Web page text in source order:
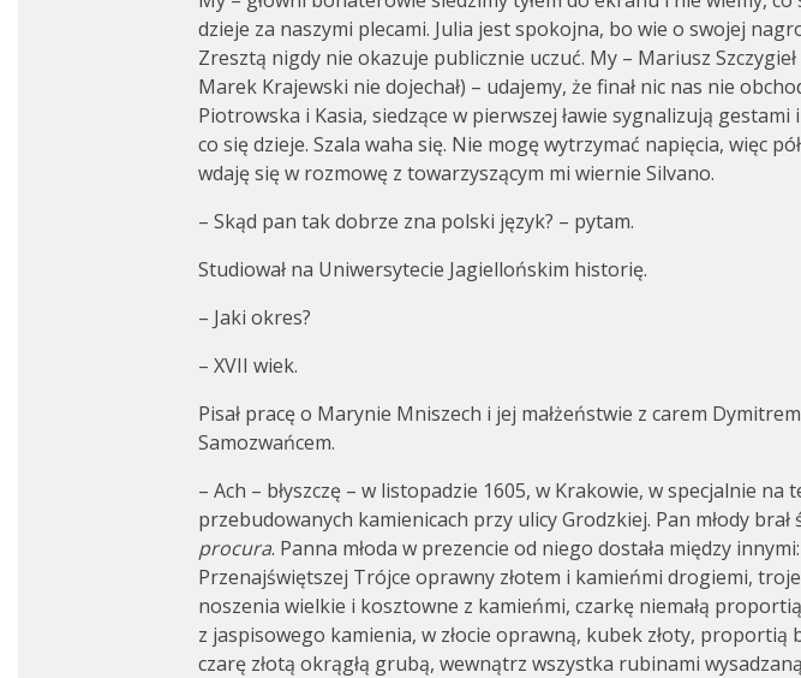
dzieje za naszymi plecami. Julia jest spokojna, bo wie o swojej
Zresztą nigdy nie okazuje publicznie uczuć. My – Mariusz Szczygieł
Marek Krajewski nie dojechał) – udajemy, że finał nic nas nie
Piotrowska i Kasia, siedzące w pierwszej ławie sygnalizują gestami
co się dzieje. Szala waha się. Nie mogę wytrzymać napięcia, więc
wdaję się w rozmowę z towarzyszącym mi wiernie Silvano.
– Skąd pan tak dobrze zna polski język? – pytam.
Studiował na Uniwersytecie Jagiellońskim historię.
– Jaki okres?
– XVII wiek.
Pisał pracę o Marynie Mniszech i jej małżeństwie z carem Dymitrem
Samozwańcem.
– Ach – błyszczę – w listopadzie 1605, w Krakowie, w specjalnie na
przebudowanych kamienicach przy ulicy Grodzkiej. Pan młody brał
procura. Panna młoda w prezencie od niego dostała między
Przenajświętszej Trójce oprawny złotem i kamieńmi drogiemi, troje
noszenia wielkie i kosztowne z kamieńmi, czarkę niemałą
z jaspisowego kamienia, w złocie oprawną, kubek złoty, proportią
czarę złotą okrągłą grubą, wewnątrz wszystka rubinami